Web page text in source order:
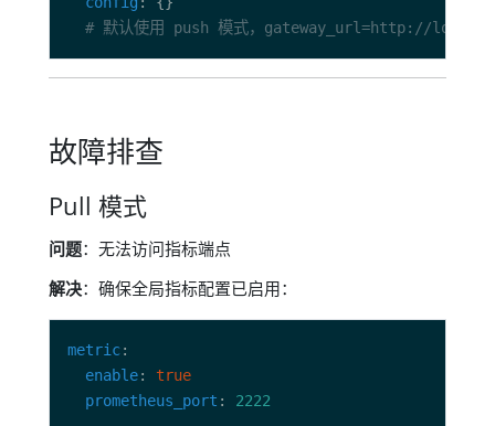
# 默认使用 push 模式，gateway_url=http://
故障排查
Pull 模式
问题：无法访问指标端点
解决：确保全局指标配置已启用：
metric
enable: true
prometheus_port : 2222